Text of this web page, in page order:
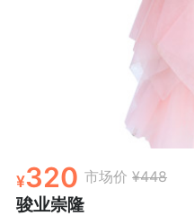
320 市场价 ¥448
骏业崇隆